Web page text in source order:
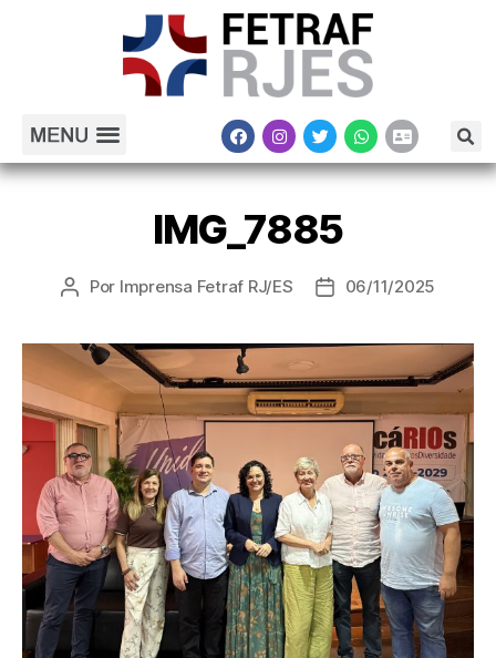
IMG_7885
Por Imprensa Fetraf RJ/ES 06/11/2025